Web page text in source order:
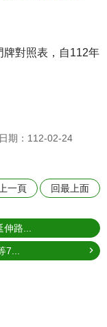
牌對照表，自112年
期：112-02-24
一頁 回最上面
伸路...
7...